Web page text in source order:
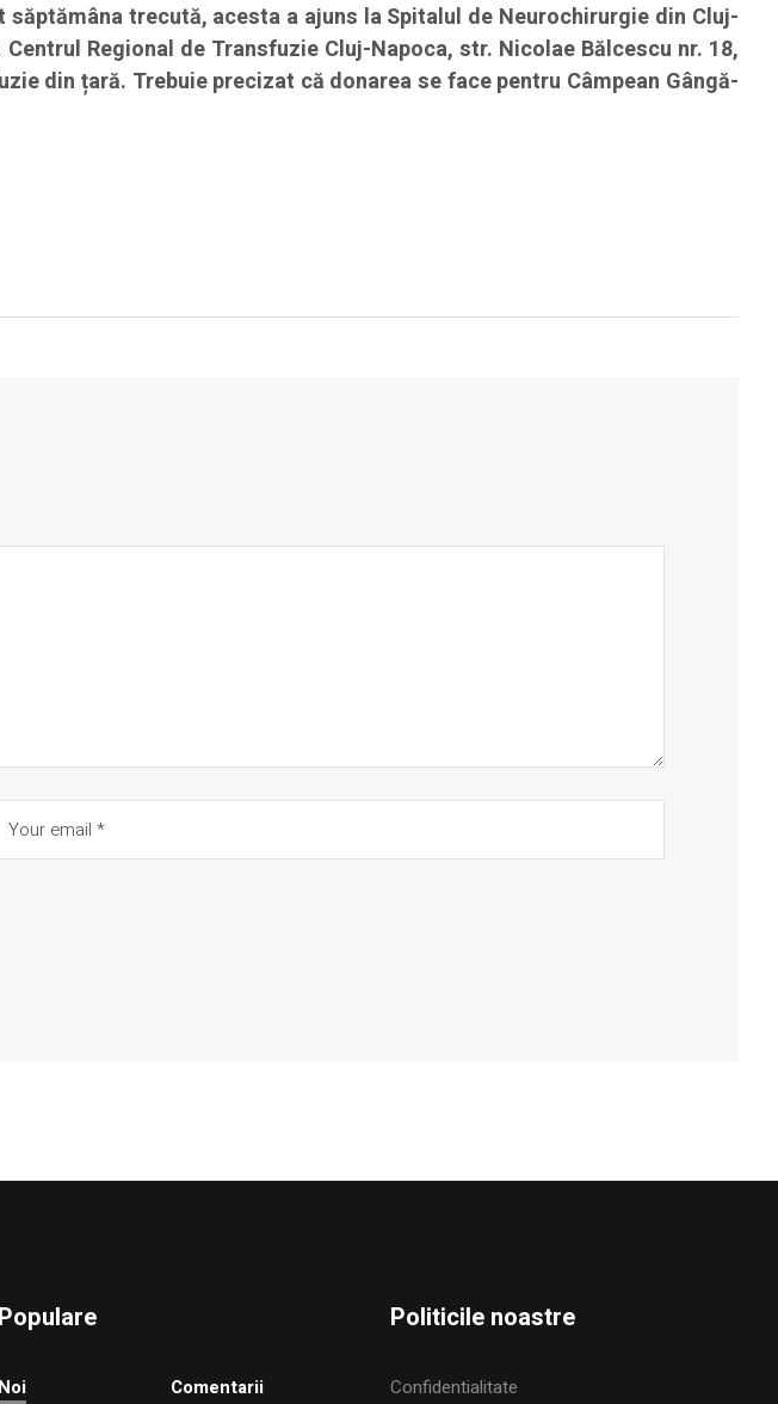
trecută, acesta a ajuns la Spitalul de Neurochirurgie din Cluj-
Regional de Transfuzie Cluj-Napoca, str. Nicolae Bălcescu nr. 18,
din țară. Trebuie precizat că donarea se face pentru Câmpean Gângă-
Populare
Noi Comentarii
Politicile noastre
Confidentialitate